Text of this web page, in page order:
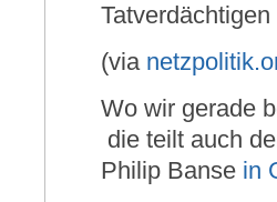
(via
Wo wir gerade
die teilt auch
Philip Banse in